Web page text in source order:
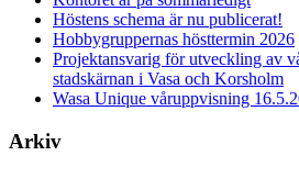
Höstens schema är nu publicerat!
Hobbygruppernas hösttermin 2026
Projektansvarig för utveckling av
stadskärnan i Vasa och Korsholm
Wasa Unique våruppvisning
Arkiv